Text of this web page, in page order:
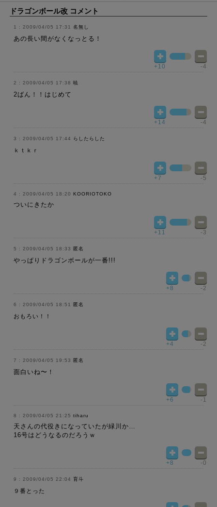
ドラゴンボール改 コメント
2009/04/05 17:31 名無し
あの長い間がなくなっとる！
+10 -4
2009/04/05 17:38 暁
2ばん！！はじめて
+14 -4
2009/04/05 17:44 らしたらした
ｋｔｋｒ
+7 -5
2009/04/05 18:20 KOORIOTOKO
ついにきたか
+11 -3
2009/04/05 18:33 匿名
やっぱりドラゴンボールが一番!!!
+8 -2
2009/04/05 18:51 匿名
おもろい！！
+4 -2
2009/04/05 19:53 匿名
面白いね〜！
+6 -1
2009/04/05 21:25 tiharu
天さんの代役きになっていたが緑川か…
16号はどうなるのだろうｗ
+8 -0
2009/04/05 22:04 育斗
９番とった